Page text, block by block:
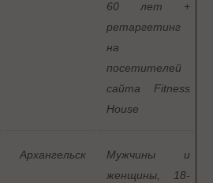
60 лет +
ретаргетинг
на
посетителей
сайта Fitness
House
Архангельск
Мужчины и
женщины, 18-